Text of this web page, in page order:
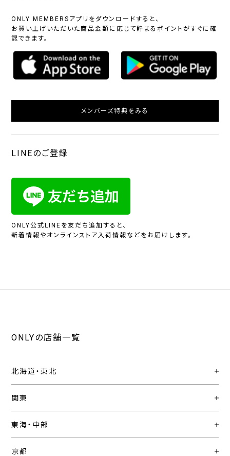
ONLY MEMBERSアプリをダウンロードすると、
お買い上げいただいた商品金額に応じて貯まるポイントがすぐに確
認できます。
メンバーズ特典をみる
LINEのご登録
ONLY公式LINEを友だち追加すると、
新着情報やオンラインストア入荷情報などをお届けします。
ONLYの店舗一覧
北海道・東北
関東
東海・中部
京都